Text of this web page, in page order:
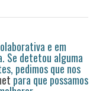
e em
Se detetou alguma
pedimos que nos
para que possamos